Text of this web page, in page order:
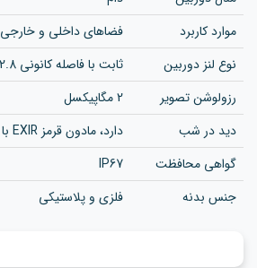
موارد کاربرد
فضاهای داخلی و خارجی
نوع لنز دوربین
ثابت با فاصله کانونی 2.8، 3.6 و 6 میلی‌متر
رزولوشن تصویر
2 مگاپیکسل
دید در شب
دارد، مادون قرمز EXIR با برد 40 متر
گواهی محافظت
IP67
جنس بدنه
فلزی و پلاستیکی